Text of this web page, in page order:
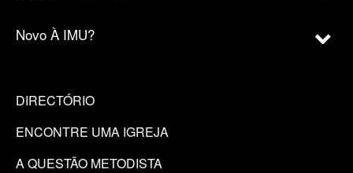
Novo À IMU?
DIRECTÓRIO
ENCONTRE UMA IGREJA
A QUESTÃO METODISTA